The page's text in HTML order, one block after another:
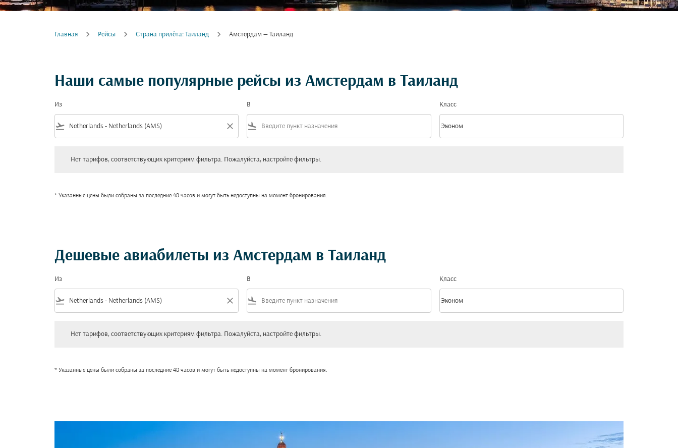
Главная Рейсы Cтрана прилёта: Таиланд Амстердам — Таиланд
Наши самые популярные рейсы из Амстердам в Таиланд
Из
flight_takeoff close
В
flight_land
Класс
Класс option Эконом Selected
Эконом
keyboard_arrow_down
Нет тарифов, соответствующих критериям фильтра. Пожалуйста, настройте фильтры.
* Указанные цены были собраны за последние 48 часов и могут быть недоступны на момент бронирования.
Дешевые авиабилеты из Амстердам в Таиланд
Из
flight_takeoff close
В
flight_land
Класс
Класс option Эконом Selected
Эконом
keyboard_arrow_down
Нет тарифов, соответствующих критериям фильтра. Пожалуйста, настройте фильтры.
* Указанные цены были собраны за последние 48 часов и могут быть недоступны на момент бронирования.